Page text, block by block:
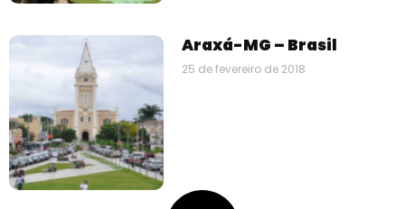
Araxá-MG – Brasil
25 de fevereiro de 2018